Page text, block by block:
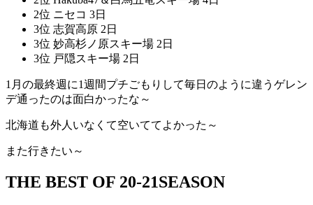
2位 ニセコ 3日
3位 志賀高原 2日
3位 妙高杉ノ原スキー場 2日
3位 戸隠スキー場 2日
1月の最終週に1週間プチごもりして毎日のように違うゲレン
デ通ったのは面白かったな～
北海道も外人いなくて空いててよかった～
また行きたい～
THE BEST OF 20-21SEASON